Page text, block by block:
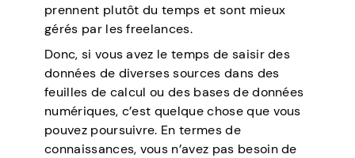
prennent plutôt du temps et sont mieux
gérés par les freelances.
Donc, si vous avez le temps de saisir des
données de diverses sources dans des
feuilles de calcul ou des bases de données
numériques, c’est quelque chose que vous
pouvez poursuivre. En termes de
connaissances, vous n’avez pas besoin de